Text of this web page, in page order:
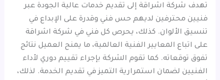
تهدف شركة اشراقة إلى تقديم خدمات عالية الجودة عبر
فنيين محترفين لديهم حس فني وقدرة على الإبداع في
تنسيق الألوان. كذلك، يحرص كل فني في شركة اشراقة
على اتباع المعايير الفنية العالمية، ما يمنح العميل نتائج
تفوق توقعاته. كما تقوم الشركة بإجراء تقييم دوري لأداء
الفنيين لضمان استمرارية التميز في تقديم الخدمة. لذلك،